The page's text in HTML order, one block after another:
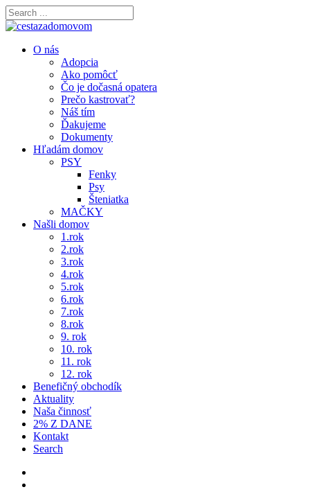
O nás
Adopcia
Ako pomôcť
Čo je dočasná opatera
Prečo kastrovať?
Náš tím
Ďakujeme
Dokumenty
Hľadám domov
PSY
Fenky
Psy
Šteniatka
MAČKY
Našli domov
1.rok
2.rok
3.rok
4.rok
5.rok
6.rok
7.rok
8.rok
9. rok
10. rok
11. rok
12. rok
Benefičný obchodík
Aktuality
Naša činnosť
2% Z DANE
Kontakt
Search